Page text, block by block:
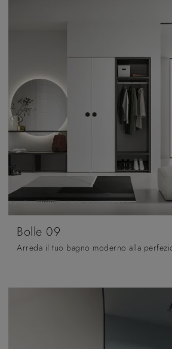
Bolle 09